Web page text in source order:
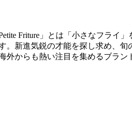
Friture」とは「小さなフライ
新進気鋭の才能を探し求め、
からも熱い注目を集めるブラ